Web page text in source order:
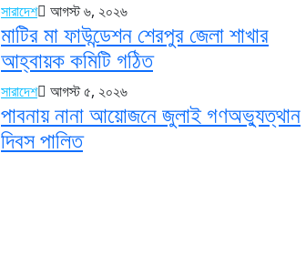
সারাদেশ আগস্ট ৬, ২০২৬
মাটির মা ফাউন্ডেশন শেরপুর জেলা শাখার
আহ্বায়ক কমিটি গঠিত
সারাদেশ আগস্ট ৫, ২০২৬
পাবনায় নানা আয়োজনে জুলাই গণঅভ্যুত্থান
দিবস পালিত